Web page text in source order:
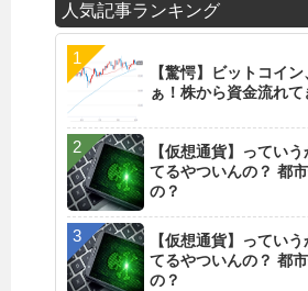
人気記事ランキング
【驚愕】ビットコイ
ぁ！株から資金流れて
【仮想通貨】ってい
てるやついんの？ 都
の？
【仮想通貨】ってい
てるやついんの？ 都
の？